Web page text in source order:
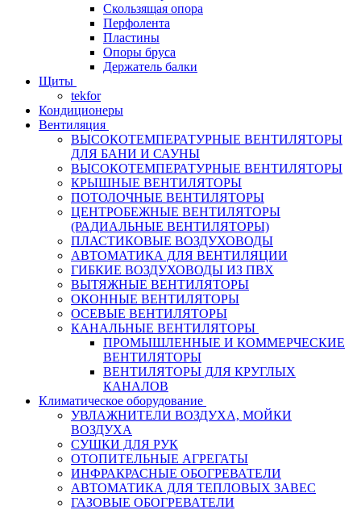
Скользящая опора
Перфолента
Пластины
Опоры бруса
Держатель балки
Щиты
tekfor
Кондиционеры
Вентиляция
ВЫСОКОТЕМПЕРАТУРНЫЕ ВЕНТИЛЯТОРЫ
ДЛЯ БАНИ И САУНЫ
ВЫСОКОТЕМПЕРАТУРНЫЕ ВЕНТИЛЯТОРЫ
КРЫШНЫЕ ВЕНТИЛЯТОРЫ
ПОТОЛОЧНЫЕ ВЕНТИЛЯТОРЫ
ЦЕНТРОБЕЖНЫЕ ВЕНТИЛЯТОРЫ
(РАДИАЛЬНЫЕ ВЕНТИЛЯТОРЫ)
ПЛАСТИКОВЫЕ ВОЗДУХОВОДЫ
АВТОМАТИКА ДЛЯ ВЕНТИЛЯЦИИ
ГИБКИЕ ВОЗДУХОВОДЫ ИЗ ПВХ
ВЫТЯЖНЫЕ ВЕНТИЛЯТОРЫ
ОКОННЫЕ ВЕНТИЛЯТОРЫ
ОСЕВЫЕ ВЕНТИЛЯТОРЫ
КАНАЛЬНЫЕ ВЕНТИЛЯТОРЫ
ПРОМЫШЛЕННЫЕ И КОММЕРЧЕСКИЕ
ВЕНТИЛЯТОРЫ
ВЕНТИЛЯТОРЫ ДЛЯ КРУГЛЫХ
КАНАЛОВ
Климатическое оборудование
УВЛАЖНИТЕЛИ ВОЗДУХА, МОЙКИ
ВОЗДУХА
СУШКИ ДЛЯ РУК
ОТОПИТЕЛЬНЫЕ АГРЕГАТЫ
ИНФРАКРАСНЫЕ ОБОГРЕВАТЕЛИ
АВТОМАТИКА ДЛЯ ТЕПЛОВЫХ ЗАВЕС
ГАЗОВЫЕ ОБОГРЕВАТЕЛИ